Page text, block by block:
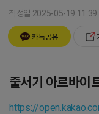
작성일 2025-05-19 11:39
카톡공유
줄서기 아르바이
https://